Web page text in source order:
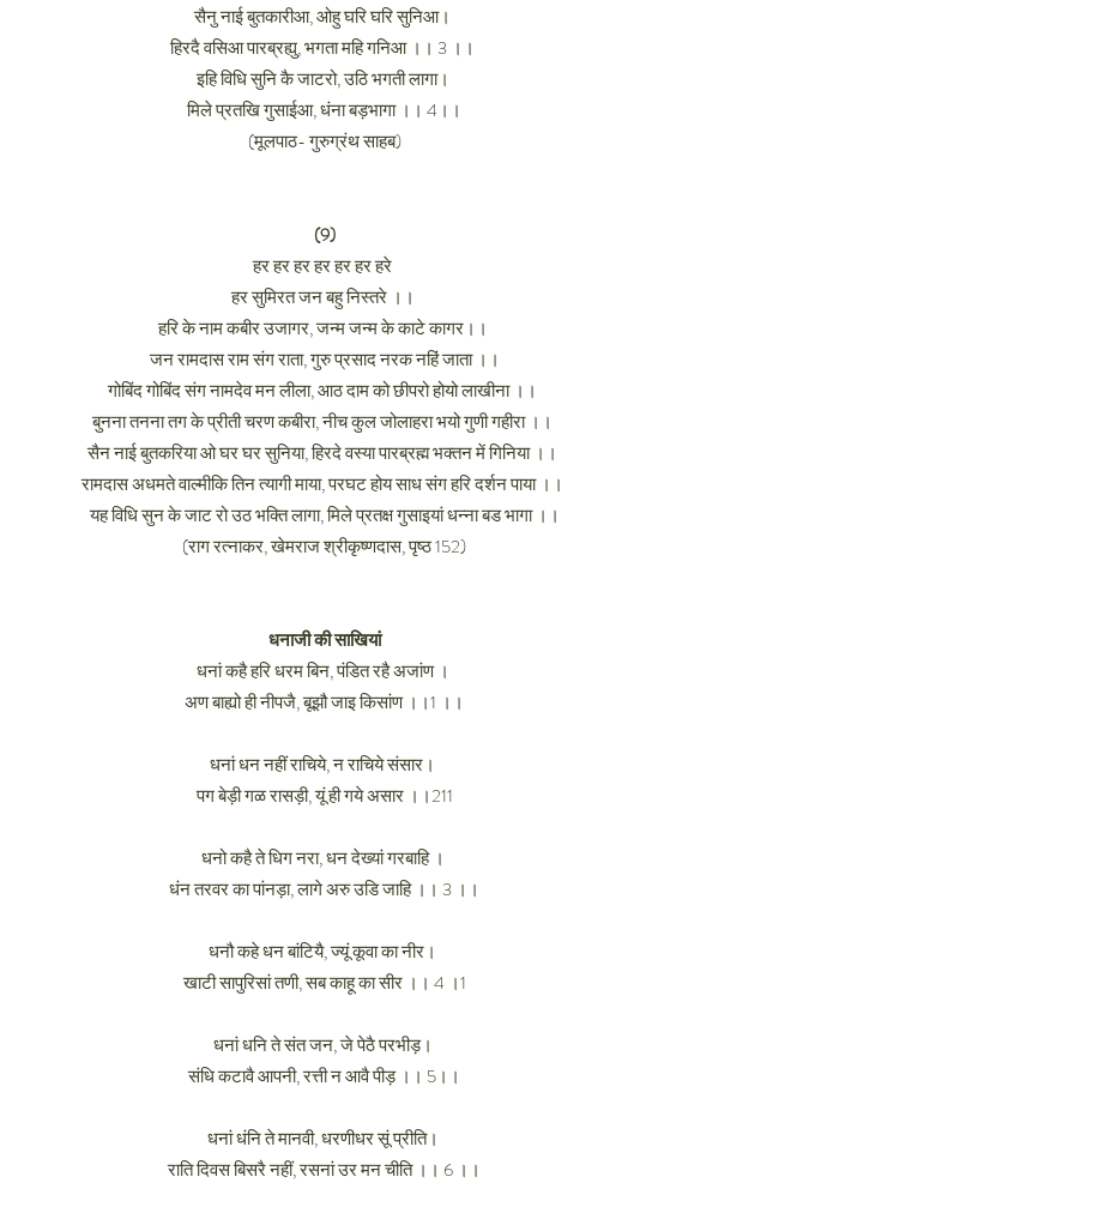
सैनु नाई बुतकारीआ, ओहु घरि घरि सुनिआ।
हिरदै वसिआ पारब्रह्यु, भगता महि गनिआ ।। 3 ।।
इहि विधि सुनि कै जाटरो, उठि भगती लागा।
मिले प्रतखि गुसाईआ, धंना बड़भागा ।। 4।।
(मूलपाठ- गुरुग्रंथ साहब)
(9)
हर हर हर हर हर हर हरे
हर सुमिरत जन बहु निस्तरे ।।
हरि के नाम कबीर उजागर, जन्म जन्म के काटे कागर।।
जन रामदास राम संग राता, गुरु प्रसाद नरक नहिं जाता ।।
गोबिंद गोबिंद संग नामदेव मन लीला, आठ दाम को छीपरो होयो लाखीना ।।
बुनना तनना तग के प्रीती चरण कबीरा, नीच कुल जोलाहरा भयो गुणी गहीरा ।।
सैन नाई बुतकरिया ओ घर घर सुनिया, हिरदे वस्या पारब्रह्म भक्तन में गिनिया ।।
रामदास अधमते वाल्मीकि तिन त्यागी माया, परघट होय साध संग हरि दर्शन पाया ।।
यह विधि सुन के जाट रो उठ भक्ति लागा, मिले प्रतक्ष गुसाइयां धन्ना बड भागा ।।
(राग रत्नाकर, खेमराज श्रीकृष्णदास, पृष्ठ 152)
धनाजी की साखियां
धनां कहै हरि धरम बिन, पंडित रहै अजांण ।
अण बाह्यो ही नीपजै, बूझौ जाइ किसांण ।।1 ।।
धनां धन नहीं राचिये, न राचिये संसार।
पग बेड़ी गळ रासड़ी, यूं ही गये असार ।।211
धनो कहै ते धिग नरा, धन देख्यां गरबाहि ।
धंन तरवर का पांनड़ा, लागे अरु उडि जाहि ।। 3 ।।
धनौ कहे धन बांटियै, ज्यूं कूवा का नीर।
खाटी सापुरिसां तणी, सब काहू का सीर ।। 4 ।1
धनां धनि ते संत जन, जे पेठै परभीड़।
संधि कटावै आपनी, रत्ती न आवै पीड़ ।। 5।।
धनां धंनि ते मानवी, धरणीधर सूं प्रीति।
राति दिवस बिसरै नहीं, रसनां उर मन चीति ।। 6 ।।